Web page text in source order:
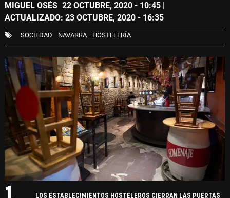
MIGUEL OSÉS 22 OCTUBRE, 2020 - 10:45 |
ACTUALIZADO: 23 OCTUBRE, 2020 - 16:35
SOCIEDAD NAVARRA HOSTELERÍA
LOS ESTABLECIMIENTOS HOSTELEROS CIERRAN LAS PUERTAS